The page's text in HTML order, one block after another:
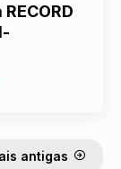
antigas